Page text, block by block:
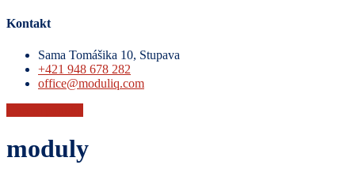
Kontakt
Sama Tomášika 10, Stupava
+421 948 678 282
office@moduliq.com
moduly